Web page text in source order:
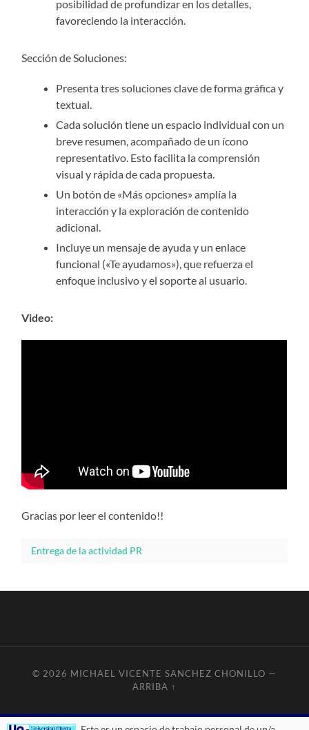
posibilidad de profundizar en los detalles,
favoreciendo la interacción.
Sección de Soluciones:
Presenta tres soluciones clave de forma gráfica y
textual.
Cada solución tiene un espacio individual con un
breve resumen, acompañado de un ícono
representativo. Esto facilita la comprensión
visual y rápida de cada propuesta.
Un botón de «Más opciones» amplía la
interacción y la exploración de contenido
adicional.
Incluye un mensaje de ayuda y un enlace
funcional («Te ayudamos»), que refuerza el
enfoque inclusivo y el soporte al usuario.
Video:
Gracias por leer el contenido!!
Entrega de la actividad PR
© 2026 MICHAEL VICENTE SANCHEZ CHONILLO —
ARRIBA ↑